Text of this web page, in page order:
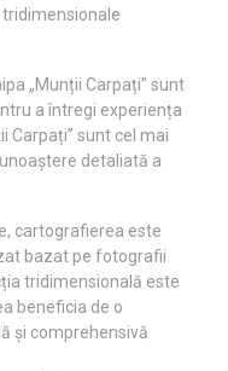
„Munții Carpați” sunt
a întregi experiența
Carpați” sunt cel mai
detaliată a
cartografierea este
bazat pe fotografii
tridimensională este
beneficia de o
și comprehensivă